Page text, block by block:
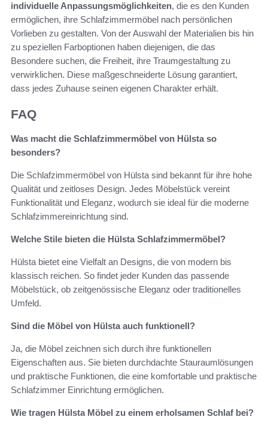
individuelle Anpassungsmöglichkeiten, die es den Kunden
ermöglichen, ihre Schlafzimmermöbel nach persönlichen
Vorlieben zu gestalten. Von der Auswahl der Materialien bis hin
zu speziellen Farboptionen haben diejenigen, die das
Besondere suchen, die Freiheit, ihre Traumgestaltung zu
verwirklichen. Diese maßgeschneiderte Lösung garantiert,
dass jedes Zuhause seinen eigenen Charakter erhält.
FAQ
Was macht die Schlafzimmermöbel von Hülsta so
besonders?
Die Schlafzimmermöbel von Hülsta sind bekannt für ihre hohe
Qualität und zeitloses Design. Jedes Möbelstück vereint
Funktionalität und Eleganz, wodurch sie ideal für die moderne
Schlafzimmereinrichtung sind.
Welche Stile bieten die Hülsta Schlafzimmermöbel?
Hülsta bietet eine Vielfalt an Designs, die von modern bis
klassisch reichen. So findet jeder Kunden das passende
Möbelstück, ob zeitgenössische Eleganz oder traditionelles
Umfeld.
Sind die Möbel von Hülsta auch funktionell?
Ja, die Möbel zeichnen sich durch ihre funktionellen
Eigenschaften aus. Sie bieten durchdachte Stauraumlösungen
und praktische Funktionen, die eine komfortable und praktische
Schlafzimmer Einrichtung ermöglichen.
Wie tragen Hülsta Möbel zu einem erholsamen Schlaf bei?